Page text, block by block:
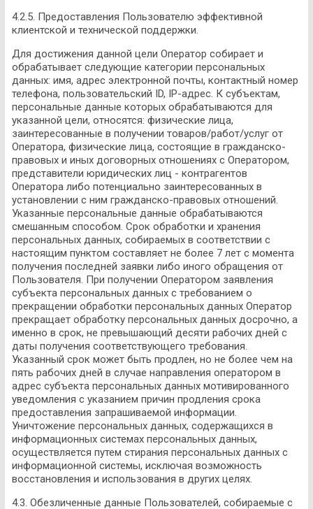
4.2.5. Предоставления Пользователю эффективной
клиентской и технической поддержки.
Для достижения данной цели Оператор собирает и
обрабатывает следующие категории персональных
данных: имя, адрес электронной почты, контактный номер
телефона, пользовательский ID, IP-адрес. К субъектам,
персональные данные которых обрабатываются для
указанной цели, относятся: физические лица,
заинтересованные в получении товаров/работ/услуг от
Оператора, физические лица, состоящие в гражданско-
правовых и иных договорных отношениях с Оператором,
представители юридических лиц - контрагентов
Оператора либо потенциально заинтересованных в
установлении с ним гражданско-правовых отношений.
Указанные персональные данные обрабатываются
смешанным способом. Срок обработки и хранения
персональных данных, собираемых в соответствии с
настоящим пунктом составляет не более 7 лет с момента
получения последней заявки либо иного обращения от
Пользователя. При получении Оператором заявления
субъекта персональных данных с требованием о
прекращении обработки персональных данных Оператор
прекращает обработку персональных данных досрочно, а
именно в срок, не превышающий десяти рабочих дней с
даты получения соответствующего требования.
Указанный срок может быть продлен, но не более чем на
пять рабочих дней в случае направления оператором в
адрес субъекта персональных данных мотивированного
уведомления с указанием причин продления срока
предоставления запрашиваемой информации.
Уничтожение персональных данных, содержащихся в
информационных системах персональных данных,
осуществляется путем стирания персональных данных с
информационной системы, исключая возможность
восстановления и использования в других целях.
4.3. Обезличенные данные Пользователей, собираемые с